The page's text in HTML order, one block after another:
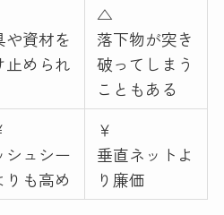
や資材を
止められ
△
落下物が突き
破ってしまう
こともある
シュシー
りも高め
￥
垂直ネットよ
り廉価